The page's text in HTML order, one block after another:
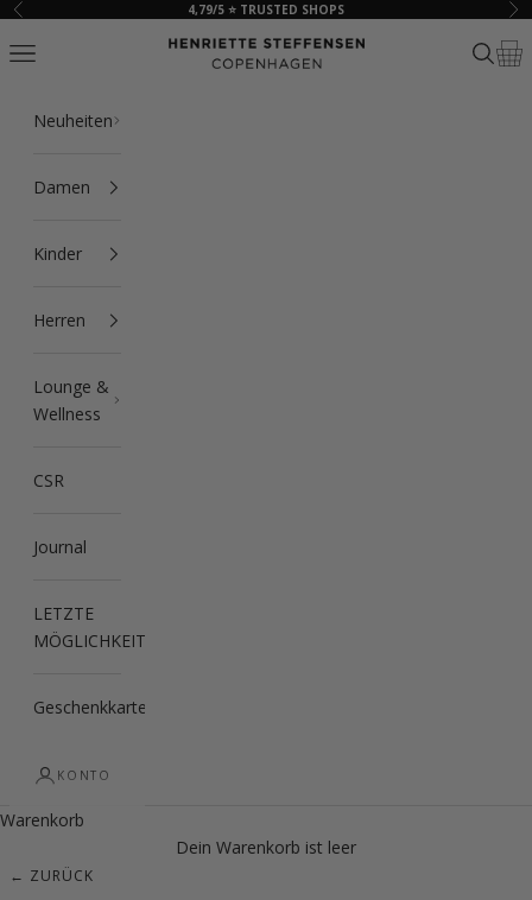
Zum Inhalt springen
Zurück 4,79/5 ⭐ TRUSTED SHOPS Vor
HSCPH
Navigationsmenü öffnen Suche
Neuheiten
Damen
Kinder
Herren
Lounge &
Wellness
CSR
Journal
LETZTE
MÖGLICHKEIT
Geschenkkarte
KONTO
Warenkorb
Dein Warenkorb ist leer
← ZURÜCK